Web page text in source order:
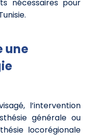
nécessaires pour
une
l’intervention
générale ou
locorégionale